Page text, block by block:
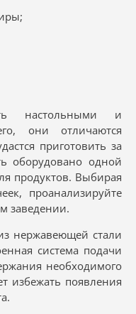
настольными и
они отличаются
приготовить за
оборудовано одной
продуктов. Выбирая
проанализируйте
заведении.
нержавеющей стали
система подачи
необходимого
избежать появления